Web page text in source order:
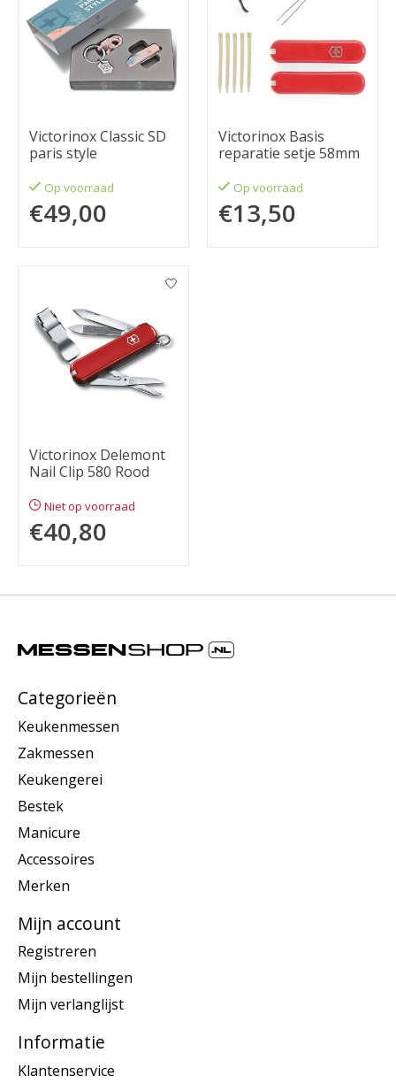
Victorinox Classic SD
paris style
Op voorraad
€49,00
Victorinox Basis
reparatie setje 58mm
Op voorraad
€13,50
Victorinox Delemont
Nail Clip 580 Rood
Niet op voorraad
€40,80
Categorieën
Keukenmessen
Zakmessen
Keukengerei
Bestek
Manicure
Accessoires
Merken
Mijn account
Registreren
Mijn bestellingen
Mijn verlanglijst
Informatie
Klantenservice